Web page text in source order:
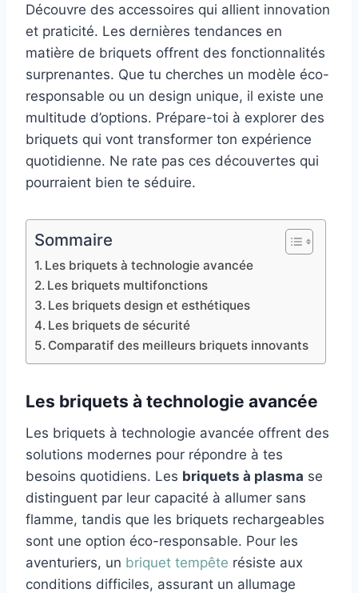
Découvre des accessoires qui allient innovation
et praticité. Les dernières tendances en
matière de briquets offrent des fonctionnalités
surprenantes. Que tu cherches un modèle éco-
responsable ou un design unique, il existe une
multitude d’options. Prépare-toi à explorer des
briquets qui vont transformer ton expérience
quotidienne. Ne rate pas ces découvertes qui
pourraient bien te séduire.
Sommaire
Les briquets à technologie avancée
Les briquets multifonctions
Les briquets design et esthétiques
Les briquets de sécurité
Comparatif des meilleurs briquets innovants
Les briquets à technologie avancée
Les briquets à technologie avancée offrent des
solutions modernes pour répondre à tes
besoins quotidiens. Les briquets à plasma se
distinguent par leur capacité à allumer sans
flamme, tandis que les briquets rechargeables
sont une option éco-responsable. Pour les
aventuriers, un briquet tempête résiste aux
conditions difficiles, assurant un allumage